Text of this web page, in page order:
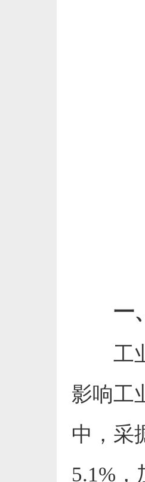
一
工
影响工
中，采
5.1%，